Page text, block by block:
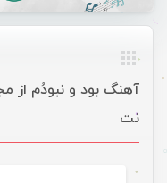
آهنگ بود و نبودُم از
نت